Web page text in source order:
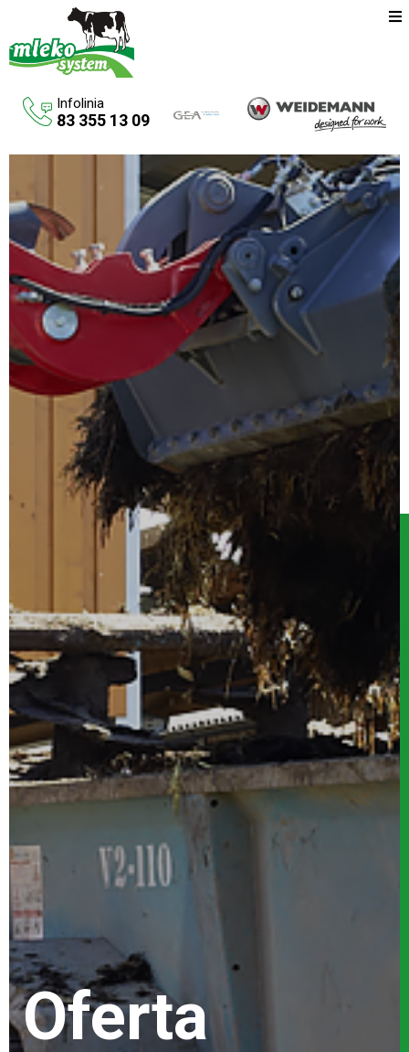
Maszyny rolnicze
Budowa budynków inwentarskich
Systemy udojowe konwencjonalne
Zbiorniki na paliwo
Aktualności
O firmie
Kontakt
Infolinia
83 355 13 09
Oferta